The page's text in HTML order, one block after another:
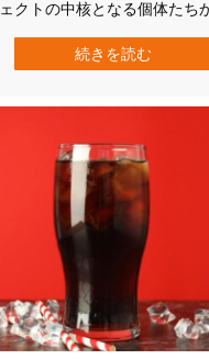
クトの中核となる個体たち
挑戦が、大きな壁にぶつか
鳥の問題を超えて、絶滅危
続きを読む